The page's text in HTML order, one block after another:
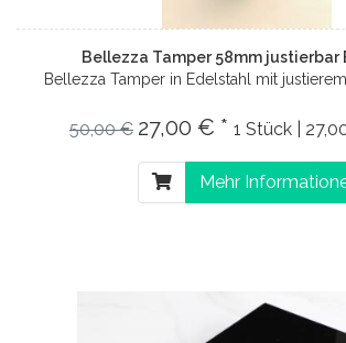
Bellezza Tamper 58mm justierbar
Bellezza Tamper in Edelstahl mit
50,00 € 27,00 € * 1 Stück |
Mehr